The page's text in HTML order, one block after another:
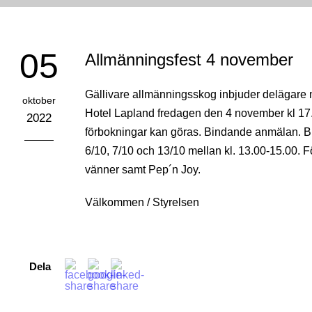
05
oktober
2022
Allmänningsfest 4 november
Gällivare allmänningsskog inbjuder delägare
Hotel Lapland fredagen den 4 november kl
förbokningar kan göras. Bindande anmälan.
6/10, 7/10 och 13/10 mellan kl. 13.00-15.00.
vänner samt Pep´n Joy.
Välkommen / Styrelsen
Dela